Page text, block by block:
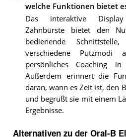
welche Funktionen bietet
Das interaktive
Zahnbürste bietet den
bedienende
verschiedene Putzmodi
persönliches Coaching
Außerdem erinnert die
daran, wann es Zeit ist, den
und begrüßt sie mit einem
Ergebnisse.
Alternativen zu der Oral-B